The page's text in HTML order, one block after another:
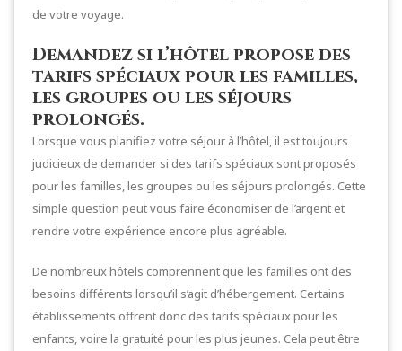
de votre voyage.
Demandez si l’hôtel propose des
tarifs spéciaux pour les familles,
les groupes ou les séjours
prolongés.
Lorsque vous planifiez votre séjour à l’hôtel, il est toujours
judicieux de demander si des tarifs spéciaux sont proposés
pour les familles, les groupes ou les séjours prolongés. Cette
simple question peut vous faire économiser de l’argent et
rendre votre expérience encore plus agréable.
De nombreux hôtels comprennent que les familles ont des
besoins différents lorsqu’il s’agit d’hébergement. Certains
établissements offrent donc des tarifs spéciaux pour les
enfants, voire la gratuité pour les plus jeunes. Cela peut être